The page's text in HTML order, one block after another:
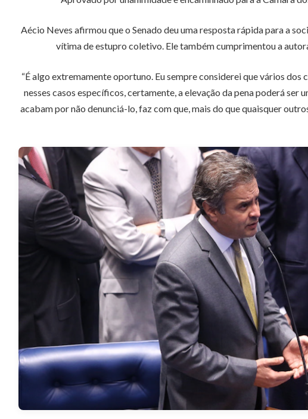
Aécio Neves afirmou que o Senado deu uma resposta rápida para a
vítima de estupro coletivo. Ele também cumprimentou a
“É algo extremamente oportuno. Eu sempre considerei que vários
nesses casos específicos, certamente, a elevação da pena poderá ser
acabam por não denunciá-lo, faz com que, mais do que quaisquer